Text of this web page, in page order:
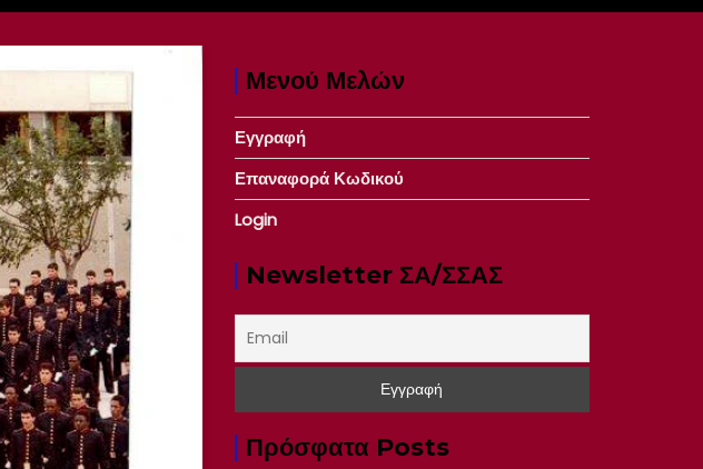
Μενού Μελών
Εγγραφή
Επαναφορά Κωδικού
Login
Newsletter ΣΑ/ΣΣΑΣ
Πρόσφατα Posts